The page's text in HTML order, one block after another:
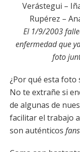
Verástegui –
Rupérez –
El 1/9/2003
enfermedad que
foto
¿Por qué esta foto
No te extrañe si
de algunas de
facilitar el trabajo
son auténticos fans